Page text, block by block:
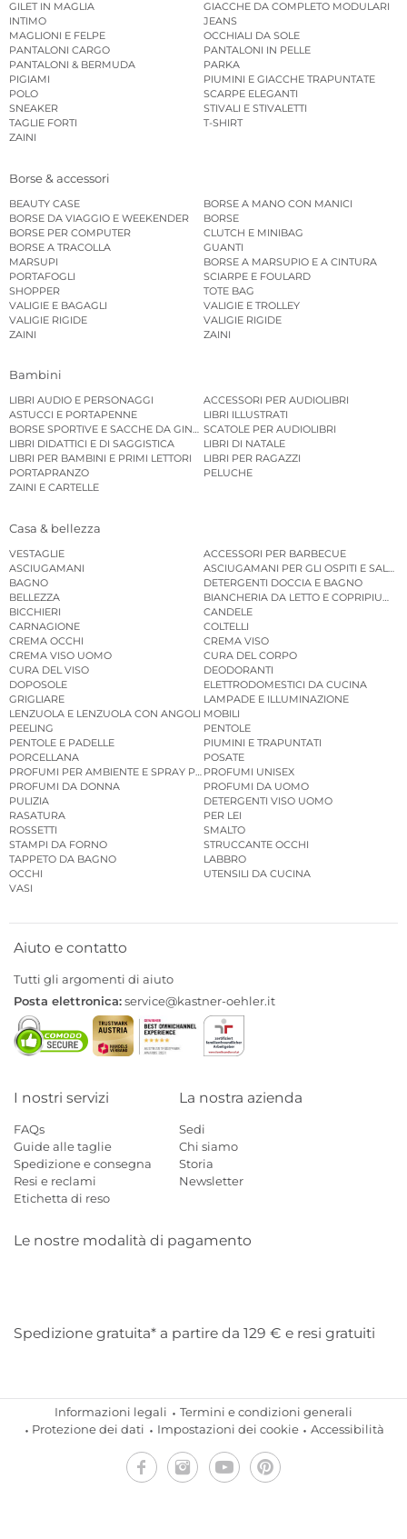
GILET IN MAGLIA
GIACCHE DA COMPLETO MODULARI
INTIMO
JEANS
MAGLIONI E FELPE
OCCHIALI DA SOLE
PANTALONI CARGO
PANTALONI IN PELLE
PANTALONI & BERMUDA
PARKA
PIGIAMI
PIUMINI E GIACCHE TRAPUNTATE
POLO
SCARPE ELEGANTI
SNEAKER
STIVALI E STIVALETTI
TAGLIE FORTI
T-SHIRT
ZAINI
Borse & accessori
BEAUTY CASE
BORSE A MANO CON MANICI
BORSE DA VIAGGIO E WEEKENDER
BORSE
BORSE PER COMPUTER
CLUTCH E MINIBAG
BORSE A TRACOLLA
GUANTI
MARSUPI
BORSE A MARSUPIO E A CINTURA
PORTAFOGLI
SCIARPE E FOULARD
SHOPPER
TOTE BAG
VALIGIE E BAGAGLI
VALIGIE E TROLLEY
VALIGIE RIGIDE
VALIGIE RIGIDE
ZAINI
ZAINI
Bambini
LIBRI AUDIO E PERSONAGGI
ACCESSORI PER AUDIOLIBRI
ASTUCCI E PORTAPENNE
LIBRI ILLUSTRATI
BORSE SPORTIVE E SACCHE DA GINNASTICASCATOLE PER AUDIOLIBRI
LIBRI DIDATTICI E DI SAGGISTICA
LIBRI DI NATALE
LIBRI PER BAMBINI E PRIMI LETTORI
LIBRI PER RAGAZZI
PORTAPRANZO
PELUCHE
ZAINI E CARTELLE
Casa & bellezza
VESTAGLIE
ACCESSORI PER BARBECUE
ASCIUGAMANI
ASCIUGAMANI PER GLI OSPITI E
BAGNO
DETERGENTI DOCCIA E BAGNO
BELLEZZA
BIANCHERIA DA LETTO E COPRIPIUMINI
BICCHIERI
CANDELE
CARNAGIONE
COLTELLI
CREMA OCCHI
CREMA VISO
CREMA VISO UOMO
CURA DEL CORPO
CURA DEL VISO
DEODORANTI
DOPOSOLE
ELETTRODOMESTICI DA CUCINA
GRIGLIARE
LAMPADE E ILLUMINAZIONE
LENZUOLA E LENZUOLA CON ANGOLI MOBILI
PEELING
PENTOLE
PENTOLE E PADELLE
PIUMINI E TRAPUNTATI
PORCELLANA
POSATE
PROFUMI PER AMBIENTE E SPRAY PER AMBIENTE
PROFUMI UNISEX
PROFUMI DA DONNA
PROFUMI DA UOMO
PULIZIA
DETERGENTI VISO UOMO
RASATURA
PER LEI
ROSSETTI
SMALTO
STAMPI DA FORNO
STRUCCANTE OCCHI
TAPPETO DA BAGNO
LABBRO
OCCHI
UTENSILI DA CUCINA
VASI
Aiuto e contatto
Tutti gli argomenti di aiuto
Posta elettronica:service@kastner-oehler.it
I nostri servizi
FAQs
Guide alle taglie
Spedizione e consegna
Resi e reclami
Etichetta di reso
La nostra azienda
Sedi
Chi siamo
Storia
Newsletter
Le nostre modalità di pagamento
Spedizione gratuita* a partire da 129 € e resi gratuiti
Informazioni legali
Termini e condizioni generali
Protezione dei dati
Impostazioni dei cookie Accessibilità